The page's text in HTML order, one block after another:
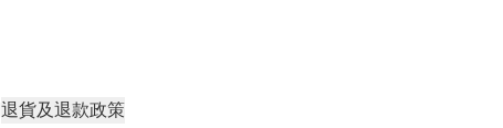
退貨及退款政策